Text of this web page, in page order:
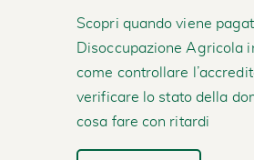
Scopri quando viene
Disoccupazione Agricola
come controllare
verificare lo stato della
cosa fare con ritardi